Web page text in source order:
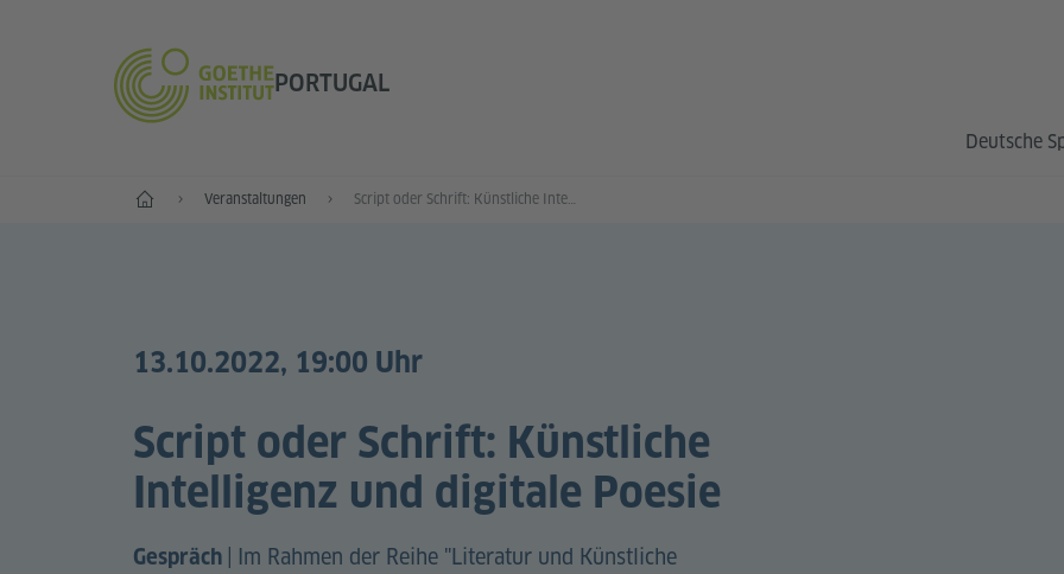
PORTUGAL
Deutsche
Start Veranstaltungen Script oder Schrift: Künstliche Intelligenz und digitale Poesie
13.10.2022, 19:00 Uhr
Script oder Schrift: Künstliche
Intelligenz und digitale Poesie
Gespräch
Im Rahmen der Reihe "Literatur und Künstliche